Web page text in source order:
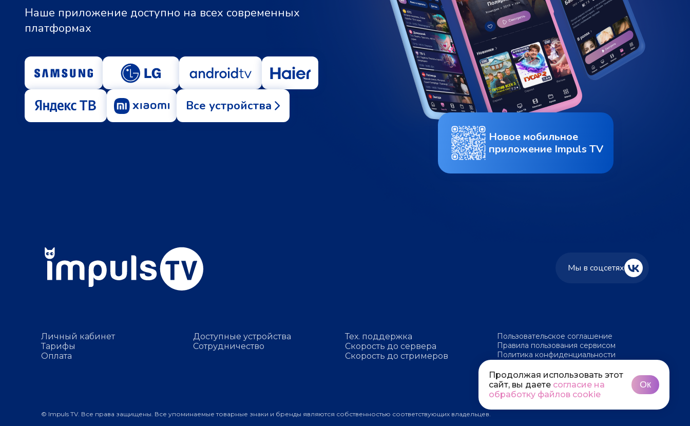
Наше приложение доступно на всех современных
платформах
Все устройства
Новое мобильное
приложение Impuls TV
Мы в соцсетях
Личный кабинет
Тарифы
Оплата
Доступные устройства
Сотрудничество
Тех. поддержка
Скорость до сервера
Скорость до стримеров
Пользовательское соглашение
Правила пользования сервисом
Политика конфиденциальности
© Impuls TV. Все права защищены. Все упоминаемые товарные знаки и бренды являются собственностью соответствующих владельцев.
Продолжая использовать этот
сайт, вы даете согласие на
обработку файлов cookie
Ок